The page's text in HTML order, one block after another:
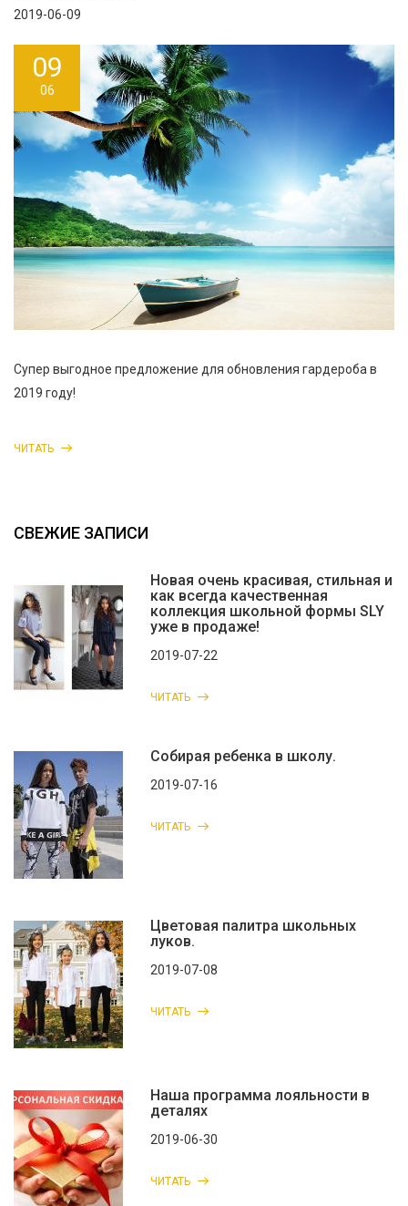
2019-06-09
09
06
Супер выгодное предложение для обновления гардероба в
2019 году!
ЧИТАТЬ
СВЕЖИЕ ЗАПИСИ
Новая очень красивая, стильная и
как всегда качественная
коллекция школьной формы SLY
уже в продаже!
2019-07-22
ЧИТАТЬ
Собирая ребенка в школу.
2019-07-16
ЧИТАТЬ
Цветовая палитра школьных
луков.
2019-07-08
ЧИТАТЬ
Наша программа лояльности в
деталях
2019-06-30
ЧИТАТЬ